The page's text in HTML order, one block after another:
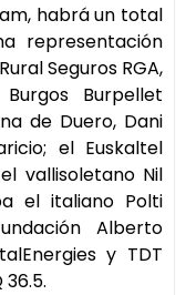
habrá un total
representación
Seguros RGA,
Burpellet
de Duero, Dani
el Euskaltel
vallisoletano Nil
el italiano Polti
Alberto
y TDT